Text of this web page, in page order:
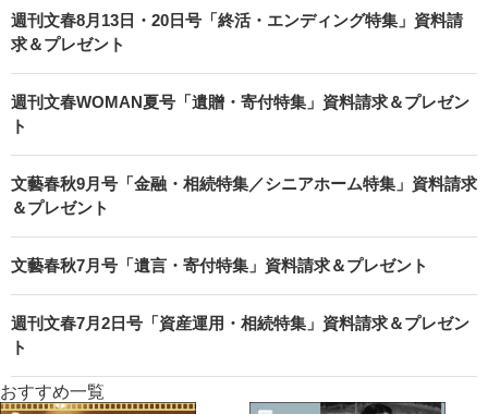
週刊文春8月13日・20日号「終活・エンディング特集」資料請
求＆プレゼント
週刊文春WOMAN夏号「遺贈・寄付特集」資料請求＆プレゼン
ト
文藝春秋9月号「金融・相続特集／シニアホーム特集」資料請求
＆プレゼント
文藝春秋7月号「遺言・寄付特集」資料請求＆プレゼント
週刊文春7月2日号「資産運用・相続特集」資料請求＆プレゼン
ト
おすすめ一覧